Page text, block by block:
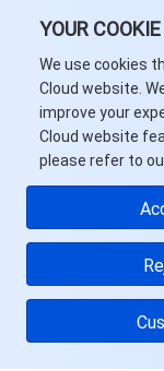
YOUR
We use cookies
Cloud website.
improve your
Cloud website
please refer to